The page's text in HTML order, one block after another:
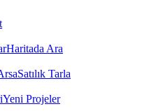
Haritada Ara
Satılık Tarla
Yeni Projeler